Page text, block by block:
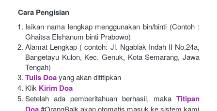
Cara Pengisian
Isikan nama lengkap menggunakan bin/binti (Contoh :
Ghaitsa Elshanum binti Prabowo)
Alamat Lengkap ( contoh: Jl. Ngablak Indah II No.24a,
Bangetayu Kulon, Kec. Genuk, Kota Semarang, Jawa
Tengah)
Tulis Doayang akan dititipkan
Klik Kirim Doa
Setelah ada pemberitahuan berhasil, maka Titipan
#OrangBaik akan otomatis masuk ke sistem kami